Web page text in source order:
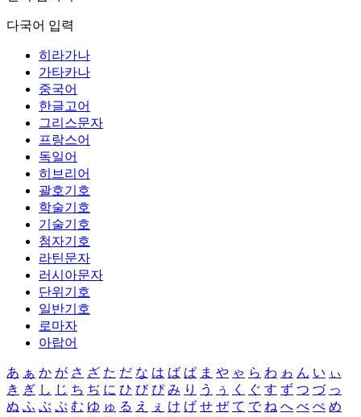
다국어 입력
히라가나
가타카나
중국어
한글고어
그리스문자
프랑스어
독일어
히브리어
괄호기호
학술기호
기술기호
첨자기호
라틴문자
러시아문자
단위기호
일반기호
로마자
아랍어
あ ぁ か が さ ざ た だ な は ば ぱ ま や ゃ ら わ ゎ ん い ぃ
き ぎ し じ ち ぢ に ひ び ぴ み り う ぅ く ぐ す ず つ づ っ
ぬ ふ ぶ ぷ む ゆ ゅ る え ぇ け げ せ ぜ て で ね へ べ ぺ め